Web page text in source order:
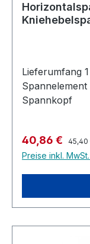
Lieferumfang 1 Horizontalspanner Beschreibung
Spannkopf
40,86 € 45,40
Preise inkl.